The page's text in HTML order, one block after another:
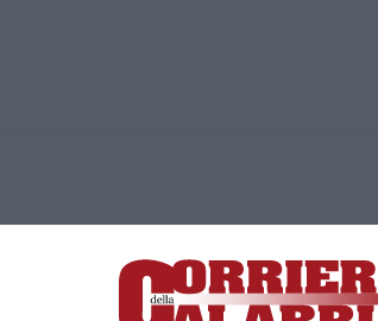
Lamezia Terme (CZ)
responsabile Paola Militano |Privacy